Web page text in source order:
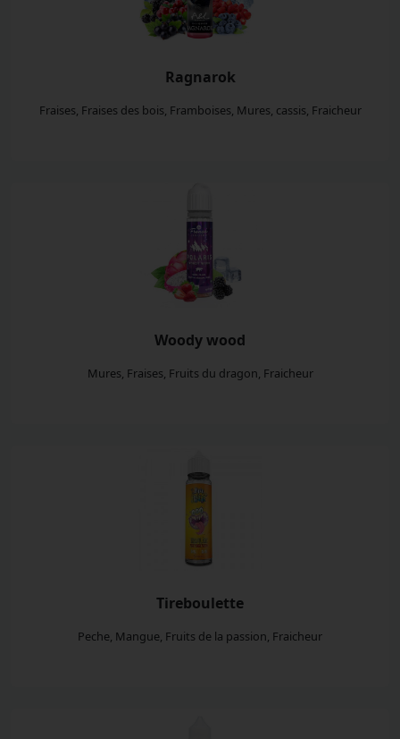
Ragnarok
Fraises, Fraises des bois, Framboises, Mures, cassis, Fraicheur
Woody wood
Mures, Fraises, Fruits du dragon, Fraicheur
Tireboulette
Peche, Mangue, Fruits de la passion, Fraicheur